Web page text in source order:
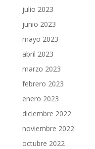
julio 2023
junio 2023
mayo 2023
abril 2023
marzo 2023
febrero 2023
enero 2023
diciembre 2022
noviembre 2022
octubre 2022